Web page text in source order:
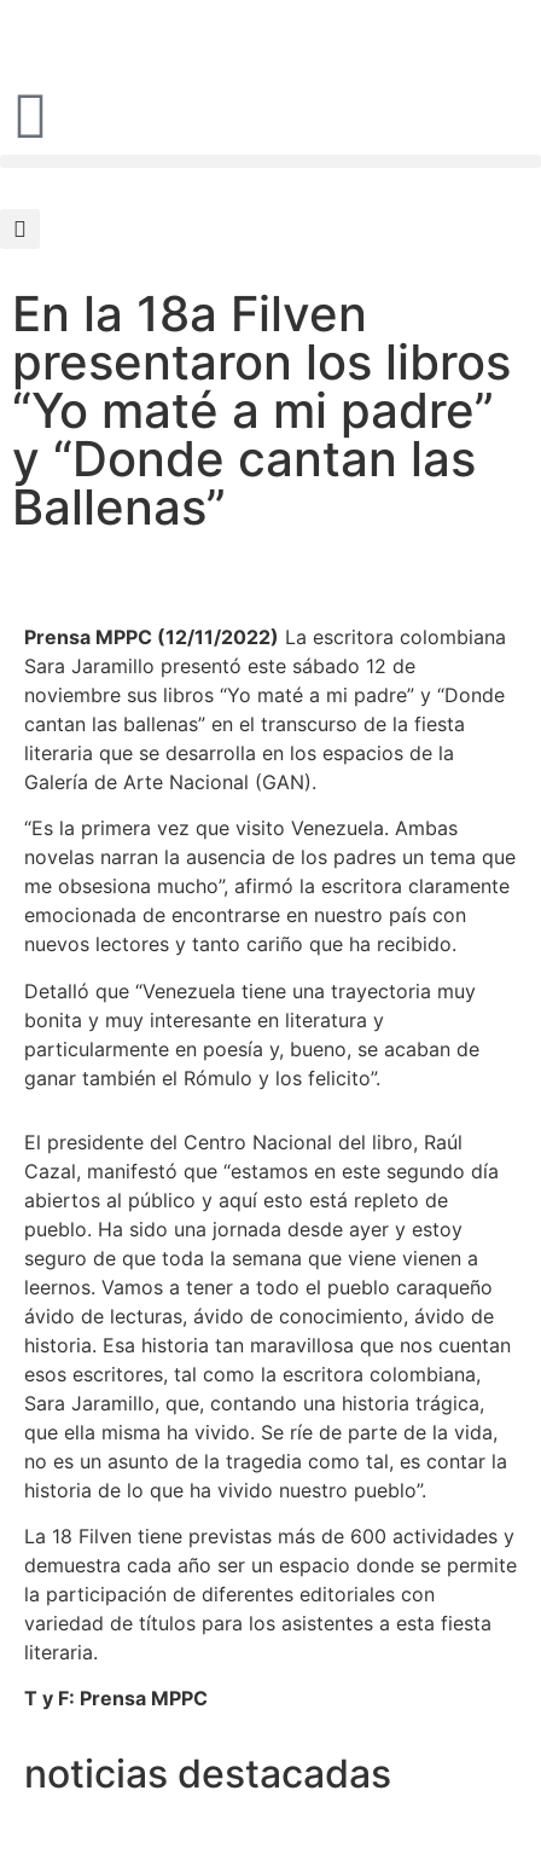
En la 18a Filven
presentaron los libros
“Yo maté a mi padre”
y “Donde cantan las
Ballenas”
Prensa MPPC (12/11/2022) La escritora colombiana
Sara Jaramillo presentó este sábado 12 de
noviembre sus libros “Yo maté a mi padre” y “Donde
cantan las ballenas” en el transcurso de la fiesta
literaria que se desarrolla en los espacios de la
Galería de Arte Nacional (GAN).
“Es la primera vez que visito Venezuela. Ambas
novelas narran la ausencia de los padres un tema que
me obsesiona mucho”, afirmó la escritora claramente
emocionada de encontrarse en nuestro país con
nuevos lectores y tanto cariño que ha recibido.
Detalló que “Venezuela tiene una trayectoria muy
bonita y muy interesante en literatura y
particularmente en poesía y, bueno, se acaban de
ganar también el Rómulo y los felicito”.
El presidente del Centro Nacional del libro, Raúl
Cazal, manifestó que “estamos en este segundo día
abiertos al público y aquí esto está repleto de
pueblo. Ha sido una jornada desde ayer y estoy
seguro de que toda la semana que viene vienen a
leernos. Vamos a tener a todo el pueblo caraqueño
ávido de lecturas, ávido de conocimiento, ávido de
historia. Esa historia tan maravillosa que nos cuentan
esos escritores, tal como la escritora colombiana,
Sara Jaramillo, que, contando una historia trágica,
que ella misma ha vivido. Se ríe de parte de la vida,
no es un asunto de la tragedia como tal, es contar la
historia de lo que ha vivido nuestro pueblo”.
La 18 Filven tiene previstas más de 600 actividades y
demuestra cada año ser un espacio donde se permite
la participación de diferentes editoriales con
variedad de títulos para los asistentes a esta fiesta
literaria.
T y F: Prensa MPPC
noticias destacadas